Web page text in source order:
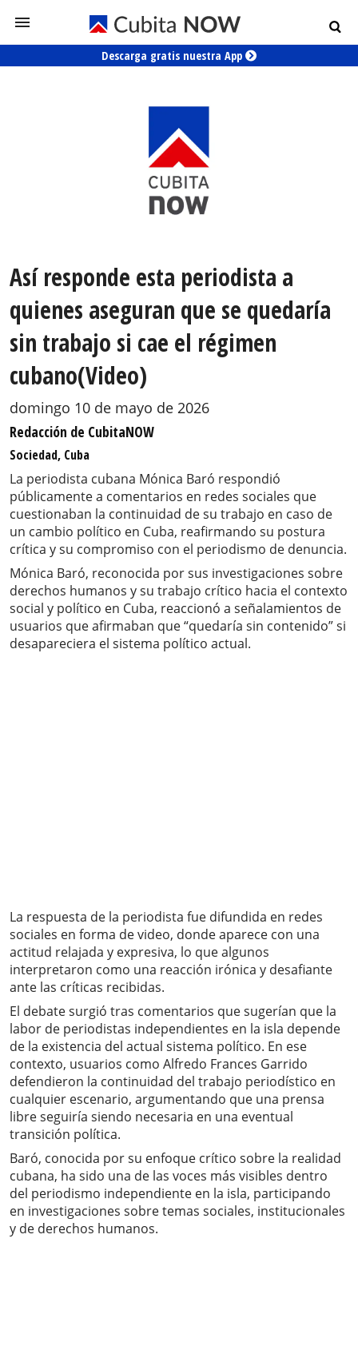
Descarga gratis nuestra App
Así responde esta periodista a
quienes aseguran que se quedaría
sin trabajo si cae el régimen
cubano(Video)
domingo 10 de mayo de 2026
Redacción de CubitaNOW
Sociedad, Cuba
La periodista cubana Mónica Baró respondió
públicamente a comentarios en redes sociales que
cuestionaban la continuidad de su trabajo en caso de
un cambio político en Cuba, reafirmando su postura
crítica y su compromiso con el periodismo de denuncia.
Mónica Baró, reconocida por sus investigaciones sobre
derechos humanos y su trabajo crítico hacia el contexto
social y político en Cuba, reaccionó a señalamientos de
usuarios que afirmaban que “quedaría sin contenido” si
desapareciera el sistema político actual.
La respuesta de la periodista fue difundida en redes
sociales en forma de video, donde aparece con una
actitud relajada y expresiva, lo que algunos
interpretaron como una reacción irónica y desafiante
ante las críticas recibidas.
El debate surgió tras comentarios que sugerían que la
labor de periodistas independientes en la isla depende
de la existencia del actual sistema político. En ese
contexto, usuarios como Alfredo Frances Garrido
defendieron la continuidad del trabajo periodístico en
cualquier escenario, argumentando que una prensa
libre seguiría siendo necesaria en una eventual
transición política.
Baró, conocida por su enfoque crítico sobre la realidad
cubana, ha sido una de las voces más visibles dentro
del periodismo independiente en la isla, participando
en investigaciones sobre temas sociales, institucionales
y de derechos humanos.